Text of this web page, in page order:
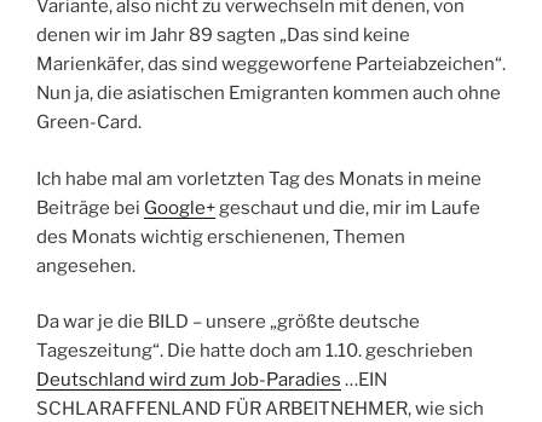
Variante, also nicht zu verwechseln mit denen, von
denen wir im Jahr 89 sagten „Das sind keine
Marienkäfer, das sind weggeworfene Parteiabzeichen“.
Nun ja, die asiatischen Emigranten kommen auch ohne
Green-Card.
Ich habe mal am vorletzten Tag des Monats in meine
Beiträge bei Google+geschaut und die, mir im Laufe
des Monats wichtig erschienenen, Themen
angesehen.
Da war je die BILD – unsere „größte deutsche
Tageszeitung“. Die hatte doch am 1.10. geschrieben
Deutschland wird zum Job-Paradies …EIN
SCHLARAFFENLAND FÜR ARBEITNEHMER, wie sich